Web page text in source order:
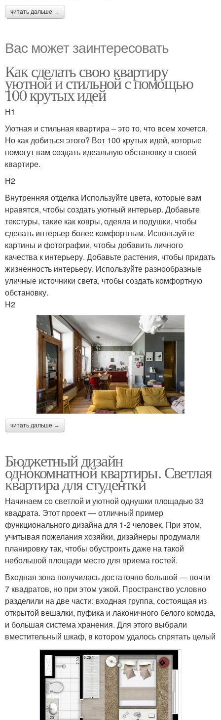
читать дальше →
Вас может заинтересовать
Как сделать свою квартиру
уютной и стильной с помощью
100 крутых идей
H1
Уютная и стильная квартира – это то, что всем хочется.
Но как добиться этого? Вот 100 крутых идей, которые
помогут вам создать идеальную обстановку в своей
квартире.
H2
Внутренняя отделка Используйте цвета, которые вам
нравятся, чтобы создать уютный интерьер. Добавьте
текстуры, такие как ковры, одеяла и подушки, чтобы
сделать интерьер более комфортным. Используйте
картины и фотографии, чтобы добавить личного
качества к интерьеру. Добавьте растения, чтобы придать
жизненность интерьеру. Используйте разнообразные
уличные источники света, чтобы создать комфортную
обстановку.
H2
читать дальше →
Бюджетный дизайн
однокомнатной квартиры. Светлая
квартира для студентки
Начинаем со светлой и уютной однушки площадью 33
квадрата. Этот проект — отличный пример
функционального дизайна для 1-2 человек. При этом,
учитывая пожелания хозяйки, дизайнеры продумали
планировку так, чтобы обустроить даже на такой
небольшой площади место для приема гостей.
Входная зона получилась достаточно большой — почти
7 квадратов, но при этом узкой. Пространство условно
разделили на две части: входная группа, состоящая из
открытой вешалки, пуфика и лаконичного белого комода,
и большая система хранения. Для этого выбрали
вместительный шкаф, в котором удалось спрятать целый